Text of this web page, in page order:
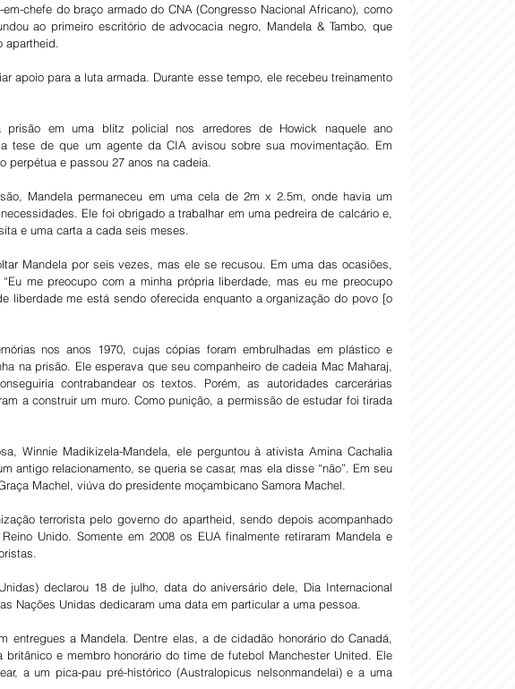
chefe do braço armado do CNA (Congresso Nacional Africano), como
ao primeiro escritório de advocacia negro, Mandela & Tambo, que
apartheid.
apoio para a luta armada. Durante esse tempo, ele recebeu treinamento
em uma blitz policial nos arredores de Howick naquele ano
tese de que um agente da CIA avisou sobre sua movimentação. Em
perpétua e passou 27 anos na cadeia.
Mandela permaneceu em uma cela de 2m x 2.5m, onde havia um
Ele foi obrigado a trabalhar em uma pedreira de calcário e,
e uma carta a cada seis meses.
Mandela por seis vezes, mas ele se recusou. Em uma das ocasiões,
me preocupo com a minha própria liberdade, mas eu me preocupo
liberdade me está sendo oferecida enquanto a organização do povo [o
nos anos 1970, cujas cópias foram embrulhadas em plástico e
na prisão. Ele esperava que seu companheiro de cadeia Mac Maharaj,
contrabandear os textos. Porém, as autoridades carcerárias
a construir um muro. Como punição, a permissão de estudar foi tirada
Winnie Madikizela-Mandela, ele perguntou à ativista Amina Cachalia
antigo relacionamento, se queria se casar, mas ela disse “não”. Em seu
Machel, viúva do presidente moçambicano Samora Machel.
terrorista pelo governo do apartheid, sendo depois acompanhado
Unido. Somente em 2008 os EUA finalmente retiraram Mandela e
declarou 18 de julho, data do aniversário dele, Dia Internacional
Nações Unidas dedicaram uma data em particular a uma pessoa.
entregues a Mandela. Dentre elas, a de cidadão honorário do Canadá,
britânico e membro honorário do time de futebol Manchester United. Ele
a um pica-pau pré-histórico (Australopicus nelsonmandelai) e a uma